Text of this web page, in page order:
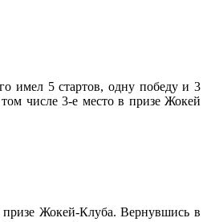
имел 5 стартов, одну победу и 3
числе 3-е место в призе Жокей
Жокей-Клуба. Вернувшись в